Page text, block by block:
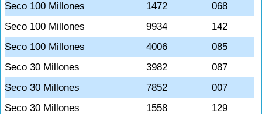
Seco 100 Millones
1472
068
Seco 100 Millones
9934
142
Seco 100 Millones
4006
085
Seco 30 Millones
3982
087
Seco 30 Millones
7852
007
Seco 30 Millones
1558
129